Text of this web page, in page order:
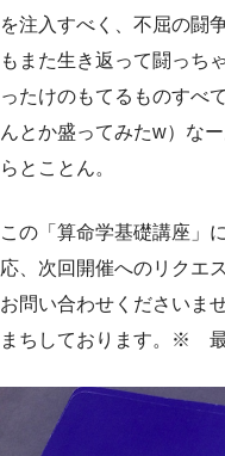
を注入すべく、不屈の闘
もまた生き返って闘っち
ったけのもてるものすべ
んとか盛ってみたw）な
らとことん。
この「算命学基礎講座」
応、次回開催へのリクエ
お問い合わせくださいま
まちしております。※